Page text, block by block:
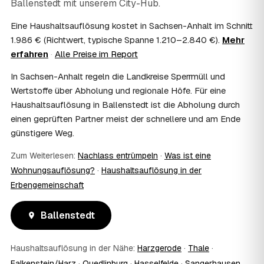
Häufig ja: Im Nachlass können die Kosten einer
Erbschaftsteuer mindern, bei vermieteten Objekten teils
als Werbungskosten. Sie erhalten eine ordentliche
Rechnung als Beleg. Verbindlich klärt das Ihr
08 Muss ich als Erbe in Ballenstedt vor Ort
anwesend sein?
Nein, Sie müssen nicht durchgängig anwesend sein. Viele
Erben übergeben in Ballenstedt nur die Schlüssel und
lassen sich per Fotos auf dem Laufenden halten. Eine
genügt meist.
09 Bekomme ich einen Entsorgungsnachweis?
Ja. Sie erhalten auf Wunsch einen Entsorgungs- bzw.
So ist dokumentiert, dass der Hausstand in Ballenstedt
umweltgerecht und rechtssicher entsorgt wurde.
Oft schon innerhalb weniger Tage, in vielen Regionen
Ballenstedt mit unserem City-Hub.
Eine Haushaltsauflösung kostet in Sachsen-Anhalt im Schnitt
1.986 € (Richtwert, typische Spanne 1.210–2.840 €). Mehr
erfahren · Alle Preise im Report
In Sachsen-Anhalt regeln die Landkreise Sperrmüll und
Wertstoffe über Abholung und regionale Höfe. Für eine
Haushaltsauflösung in Ballenstedt ist die Abholung durch
einen geprüften Partner meist der schnellere und am Ende
günstigere Weg.
Zum Weiterlesen: Nachlass entrümpeln · Was ist eine
Wohnungsauflösung? · Haushaltsauflösung in der
Erbengemeinschaft
Ballenstedt
Haushaltsauflösung in der Nähe: Harzgerode · Thale ·